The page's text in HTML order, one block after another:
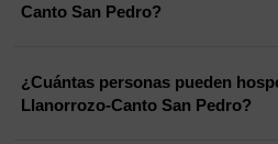
Canto San Pedro?
¿Cuántas personas pueden
Llanorrozo-Canto San Pedro?